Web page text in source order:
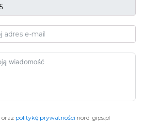
oraz politykę prywatności nord-gips.pl